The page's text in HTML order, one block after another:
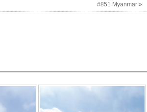
#851 Myanmar »